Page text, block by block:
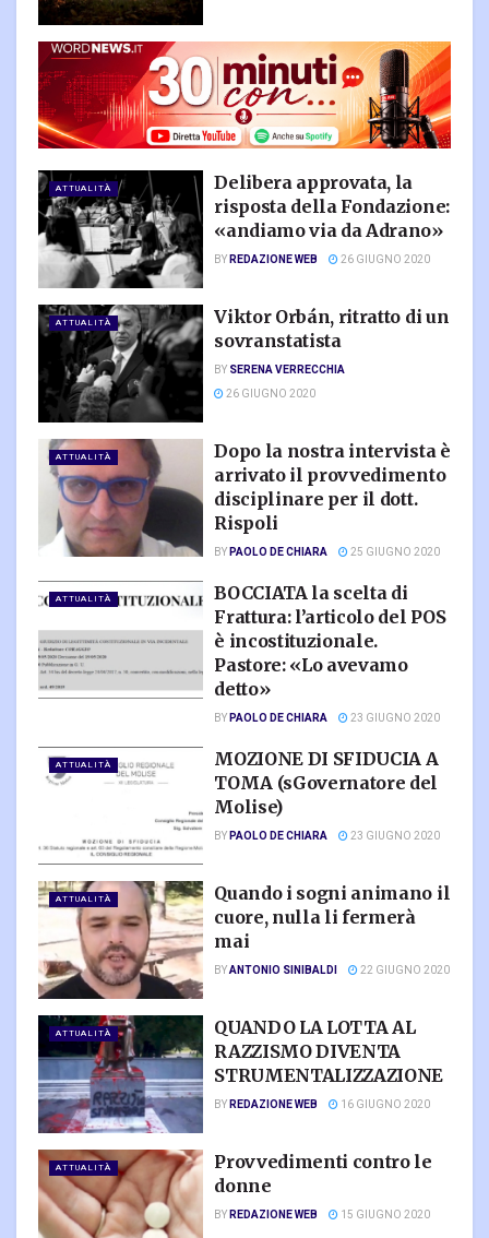
ATTUALITÀ
Delibera approvata, la
risposta della Fondazione:
«andiamo via da Adrano»
BYREDAZIONE WEB 26 GIUGNO 2020
ATTUALITÀ
Viktor Orbán, ritratto di un
sovranstatista
BY SERENA VERRECCHIA
26 GIUGNO 2020
ATTUALITÀ
Dopo la nostra intervista è
arrivato il provvedimento
disciplinare per il dott.
Rispoli
BYPAOLO DE CHIARA 25 GIUGNO 2020
ATTUALITÀ
BOCCIATA la scelta di
Frattura: l’articolo del POS
è incostituzionale.
Pastore: «Lo avevamo
detto»
BYPAOLO DE CHIARA 23 GIUGNO 2020
ATTUALITÀ
MOZIONE DI SFIDUCIA A
TOMA (sGovernatore del
Molise)
BYPAOLO DE CHIARA 23 GIUGNO 2020
ATTUALITÀ
Quando i sogni animano il
cuore, nulla li fermerà
mai
BYANTONIO SINIBALDI 22 GIUGNO 2020
ATTUALITÀ
QUANDO LA LOTTA AL
RAZZISMO DIVENTA
STRUMENTALIZZAZIONE
BYREDAZIONE WEB 16 GIUGNO 2020
ATTUALITÀ
Provvedimenti contro le
donne
BYREDAZIONE WEB 15 GIUGNO 2020